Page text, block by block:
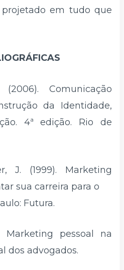
projetado em tudo que
Comunicação
da Identidade,
4ª edição. Rio de
J. (1999). Marketing
sua carreira para o
Futura.
Marketing pessoal na
dos advogados.